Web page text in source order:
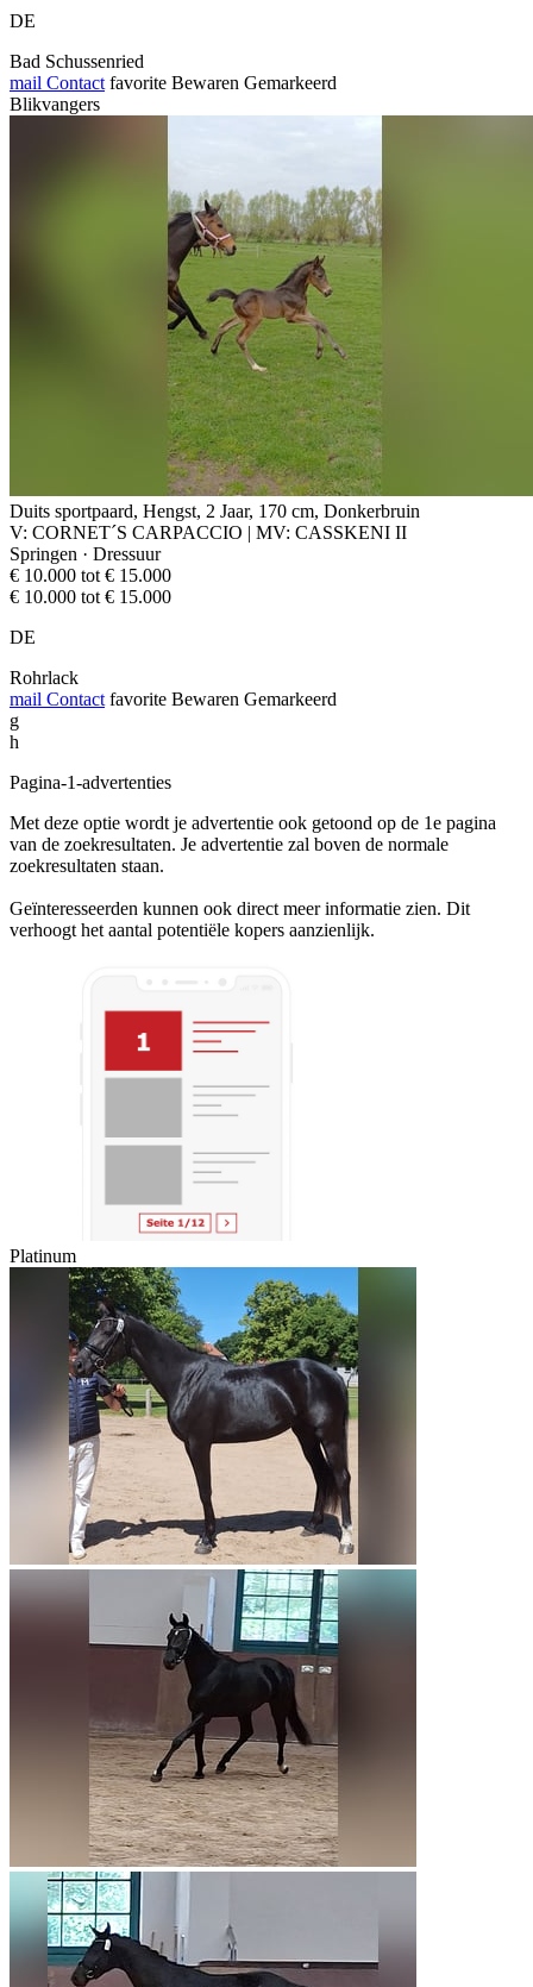
DE
Bad Schussenried
mail Contact favorite Bewaren Gemarkeerd
Blikvangers
Duits sportpaard, Hengst, 2 Jaar, 170 cm, Donkerbruin
V: CORNET´S CARPACCIO | MV: CASSKENI II
Springen · Dressuur
€ 10.000 tot € 15.000
€ 10.000 tot € 15.000
DE
Rohrlack
mail Contact favorite Bewaren Gemarkeerd
g
h
Pagina-1-advertenties
Met deze optie wordt je advertentie ook getoond op de 1e pagina
van de zoekresultaten. Je advertentie zal boven de normale
zoekresultaten staan.
Geïnteresseerden kunnen ook direct meer informatie zien. Dit
verhoogt het aantal potentiële kopers aanzienlijk.
Platinum